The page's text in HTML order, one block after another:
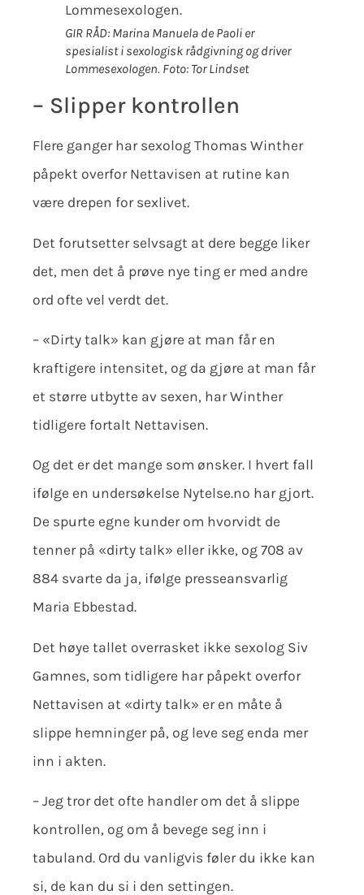
GIR RÅD: Marina Manuela de Paoli er
spesialist i sexologisk rådgivning og driver
Lommesexologen. Foto: Tor Lindset
– Slipper kontrollen
Flere ganger har sexolog Thomas Winther
påpekt overfor Nettavisen at rutine kan
være drepen for sexlivet.
Det forutsetter selvsagt at dere begge liker
det, men det å prøve nye ting er med andre
ord ofte vel verdt det.
– «Dirty talk» kan gjøre at man får en
kraftigere intensitet, og da gjøre at man får
et større utbytte av sexen, har Winther
tidligere fortalt Nettavisen.
Og det er det mange som ønsker. I hvert fall
ifølge en undersøkelse Nytelse.no har gjort.
De spurte egne kunder om hvorvidt de
tenner på «dirty talk» eller ikke, og 708 av
884 svarte da ja, ifølge presseansvarlig
Maria Ebbestad.
Det høye tallet overrasket ikke sexolog Siv
Gamnes, som tidligere har påpekt overfor
Nettavisen at «dirty talk» er en måte å
slippe hemninger på, og leve seg enda mer
inn i akten.
– Jeg tror det ofte handler om det å slippe
kontrollen, og om å bevege seg inn i
tabuland. Ord du vanligvis føler du ikke kan
si, de kan du si i den settingen.